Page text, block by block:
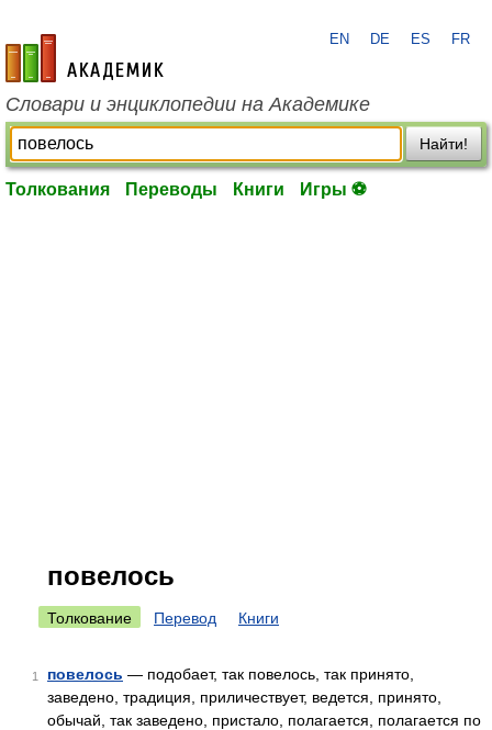
academic.ru
EN DE ES FR
Словари и энциклопедии на Академике
Найти!
Толкования Переводы Книги Игры ⚽
повелось
Толкование Перевод Книги
1 повелось — подобает, так повелось, так принято,
заведено, традиция, приличествует, ведется, принято,
обычай, так заведено, пристало, полагается, полагается по